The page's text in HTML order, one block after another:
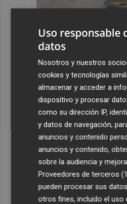
Últimas Noticias
España restablece los
viajeros procedentes de Italia
El homenaje a Ferran Torres en
Ferran Torres, recibido con un
pueblo: "Allá donde voy
Foios se vuelca con Ferran
Uso responsable
datos
Nosotros y nuestros
cookies y tecnologías
almacenar y acceder a
dispositivo y procesar
como su dirección IP,
y datos de navegación,
anuncios y contenido
anuncios y contenido,
sobre la audiencia y
Proveedores de terceros
pueden procesar sus
otros fines, incluido el uso